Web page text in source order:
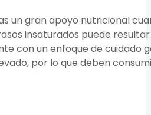
un gran apoyo nutricional
insaturados puede
con un enfoque de cuidado
por lo que deben